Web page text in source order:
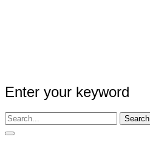
Enter your keyword
Search